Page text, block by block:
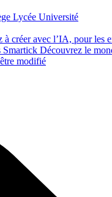
Lycée Université
à créer avec l’IA, pour les
Smartick Découvrez le
modifié